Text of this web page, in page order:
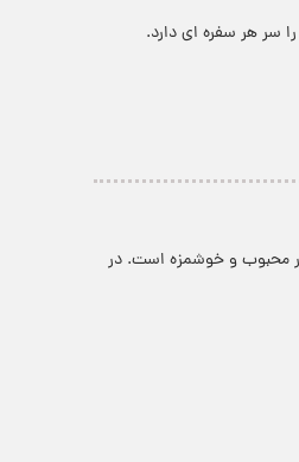
سر هر سفره ای دارد.
محبوب و خوشمزه است. در